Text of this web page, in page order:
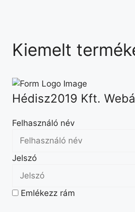
Kiemelt
Hédisz2019 Kft.
Felhasználó név
Jelszó
Emlékezz rám